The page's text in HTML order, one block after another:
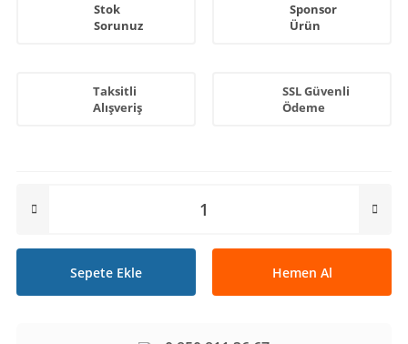
Stok
Sorunuz
Sponsor
Ürün
Taksitli
Alışveriş
SSL Güvenli
Ödeme
Sepete Ekle Hemen Al